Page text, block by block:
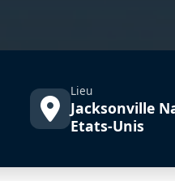
Lieu
Jacksonville
Etats-Unis